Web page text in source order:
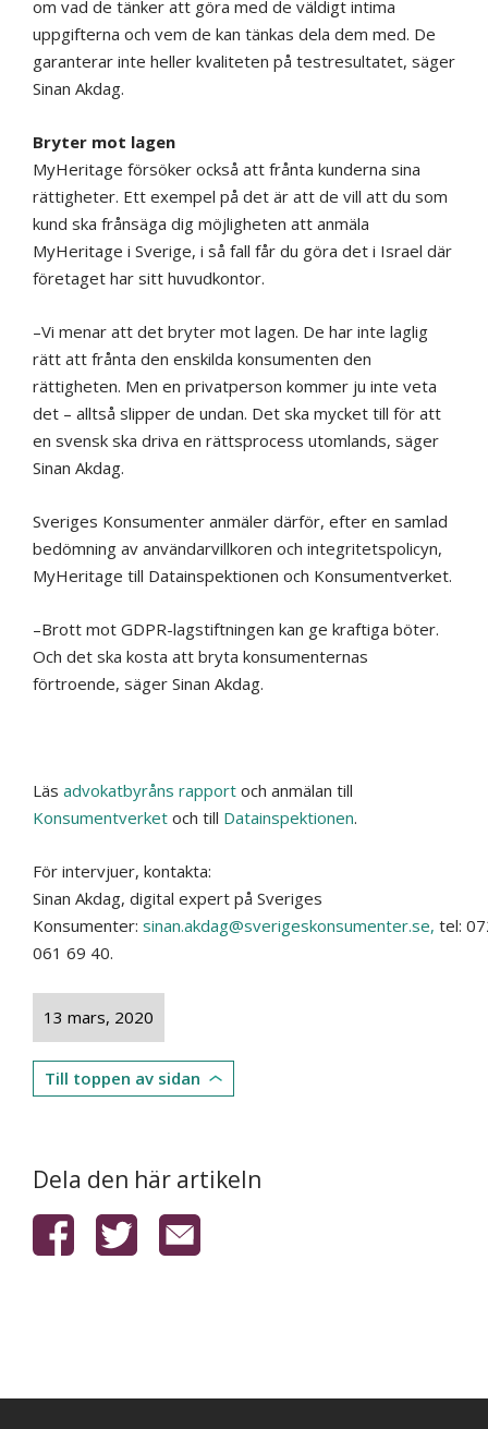
om vad de tänker att göra med de väldigt intima
uppgifterna och vem de kan tänkas dela dem med. De
garanterar inte heller kvaliteten på testresultatet, säger
Sinan Akdag.
Bryter mot lagen
MyHeritage försöker också att frånta kunderna sina
rättigheter. Ett exempel på det är att de vill att du som
kund ska frånsäga dig möjligheten att anmäla
MyHeritage i Sverige, i så fall får du göra det i Israel där
företaget har sitt huvudkontor.
–Vi menar att det bryter mot lagen. De har inte laglig
rätt att frånta den enskilda konsumenten den
rättigheten. Men en privatperson kommer ju inte veta
det – alltså slipper de undan. Det ska mycket till för att
en svensk ska driva en rättsprocess utomlands, säger
Sinan Akdag.
Sveriges Konsumenter anmäler därför, efter en samlad
bedömning av användarvillkoren och integritetspolicyn,
MyHeritage till Datainspektionen och Konsumentverket.
–Brott mot GDPR-lagstiftningen kan ge kraftiga böter.
Och det ska kosta att bryta konsumenternas
förtroende, säger Sinan Akdag.
Läs advokatbyråns rapport och anmälan till
Konsumentverket och till Datainspektionen.
För intervjuer, kontakta:
Sinan Akdag, digital expert på Sveriges
Konsumenter: sinan.akdag@sverigeskonsumenter.se, tel:
061 69 40.
13 mars, 2020
Till toppen av sidan
Dela den här artikeln